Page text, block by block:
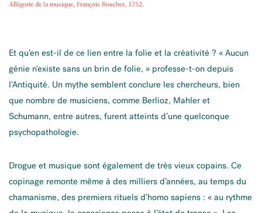
Allégorie de la musique, François Boucher, 1752.
Et qu’en est-il de ce lien entre la folie et la créativité ? « Aucun
génie n’existe sans un brin de folie, » professe-t-on depuis
l’Antiquité. Un mythe semblent conclure les chercheurs, bien
que nombre de musiciens, comme Berlioz, Mahler et
Schumann, entre autres, furent atteints d’une quelconque
psychopathologie.
Drogue et musique sont également de très vieux copains. Ce
copinage remonte même à des milliers d’années, au temps du
chamanisme, des premiers rituels d’homo sapiens : « au rythme